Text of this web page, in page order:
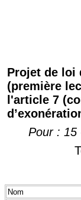
Projet de loi
(première
l'article 7
Pour : 15
Nom